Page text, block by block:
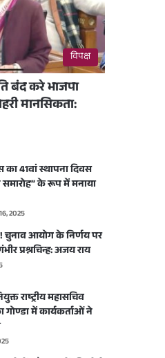
विपक्ष
बंद करे भाजपा
मानसिकता:
का 41वां स्थापना दिवस
समारोह” के रूप में मनाया
2025
! चुनाव आयोग के निर्णय पर
प्रश्नचिन्ह: अजय राय
राष्ट्रीय महासचिव
में कार्यकर्ताओं ने